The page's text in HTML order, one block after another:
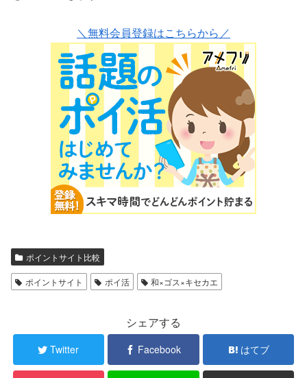
＼無料会員登録はこちらから／
ポイントサイト比較
ポイントサイト ポイ活 和×ゴス×キセカエ
シェアする
Twitter Facebook はてブ